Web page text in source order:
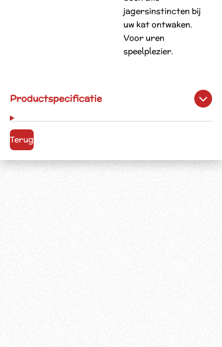
jagersinstincten bij
uw kat ontwaken.
Voor uren
speelplezier.
Productspecificatie
Terug